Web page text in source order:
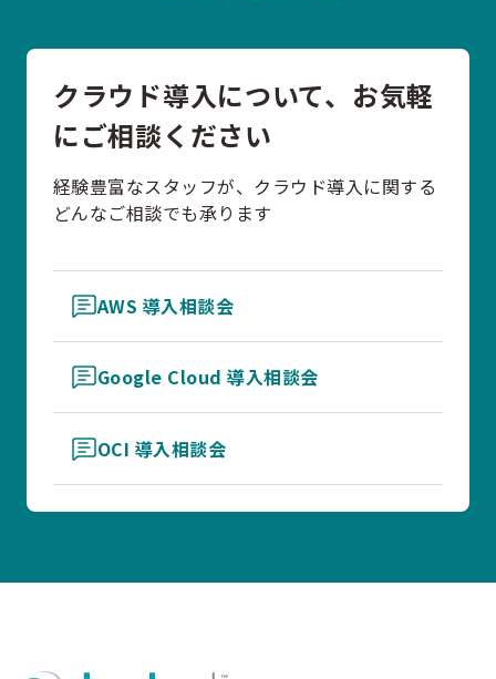
クラウド導入について、お気軽
にご相談ください
経験豊富なスタッフが、クラウド導入に関する
どんなご相談でも承ります
AWS 導入相談会
Google Cloud 導入相談会
OCI 導入相談会